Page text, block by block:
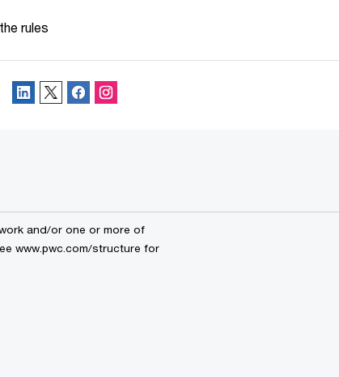
rules
and/or one or more of
www.pwc.com/structure for